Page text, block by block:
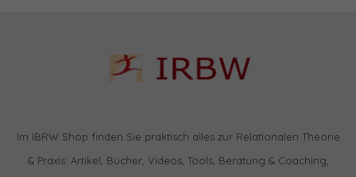
Im IBRW Shop finden Sie praktisch alles zur Relationalen Theorie
& Praxis: Artikel, Bücher, Videos, Tools, Beratung & Coaching,